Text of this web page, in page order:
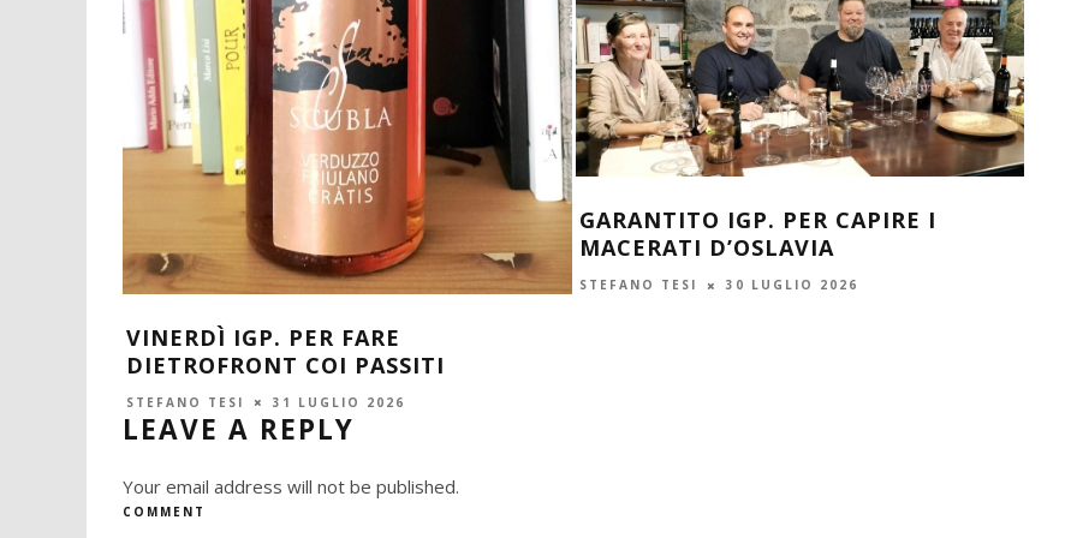
VINERDÌ IGP. PER FARE
DIETROFRONT COI PASSITI
STEFANO TESI 31 LUGLIO 2026
GARANTITO IGP. PER CAPIRE I
MACERATI D’OSLAVIA
STEFANO TESI 30 LUGLIO 2026
LEAVE A REPLY
Your email address will not be published.
COMMENT